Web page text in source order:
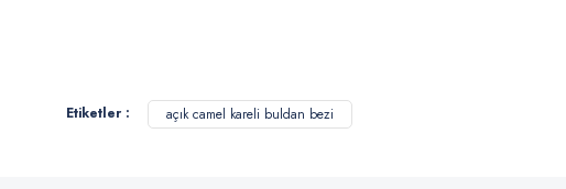
Ürün resmi kalitesiz, bozuk veya görüntülenemiyor.
Etiketler : açık camel kareli buldan bezi